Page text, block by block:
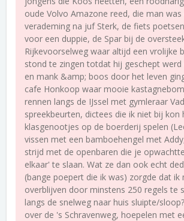
oude Volvo Amazone reed, die man was
verademing na juf Sterk, de fiets
voor een duppie, de Spar bij de
Rijkevoorselweg waar altijd een vrolijke
stond te zingen totdat hij geschept
en mank &amp; boos door het leven
cafe Honkoop waar mooie
rennen langs de IJssel met gymleraar
spreekbeurten, dictees die ik niet bij kon
klasgenootjes op de boerderij spelen
vissen met een bamboehengel met
strijd met de openbaren die je
elkaar' te slaan. Wat ze dan ook echt
(bange poepert die ik was) zorgde dat ik
overblijven door minstens 250 regels te
langs de snelweg naar huis sluipte/
over de 's Schravenweg, hoepelen met